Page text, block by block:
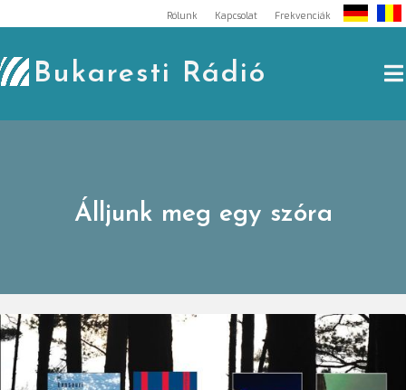
to
content
Rólunk Kapcsolat Frekvenciák
Bukaresti Rádió
Álljunk meg egy szóra